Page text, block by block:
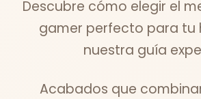
Descubre cómo elegir el
gamer perfecto para tu
nuestra guía
Acabados que